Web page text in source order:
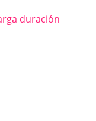
duración